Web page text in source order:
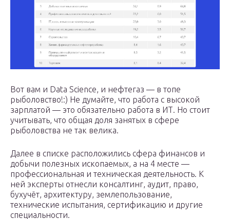
Вот вам и Data Science, и нефтегаз — в топе
рыболовство!:) Не думайте, что работа с высокой
зарплатой — это обязательно работа в ИТ. Но стоит
учитывать, что общая доля занятых в сфере
рыболовства не так велика.
Далее в списке расположились сфера финансов и
добычи полезных ископаемых, а на 4 месте —
профессиональная и техническая деятельность. К
ней эксперты отнесли консалтинг, аудит, право,
бухучёт, архитектуру, землепользование,
технические испытания, сертификацию и другие
специальности.